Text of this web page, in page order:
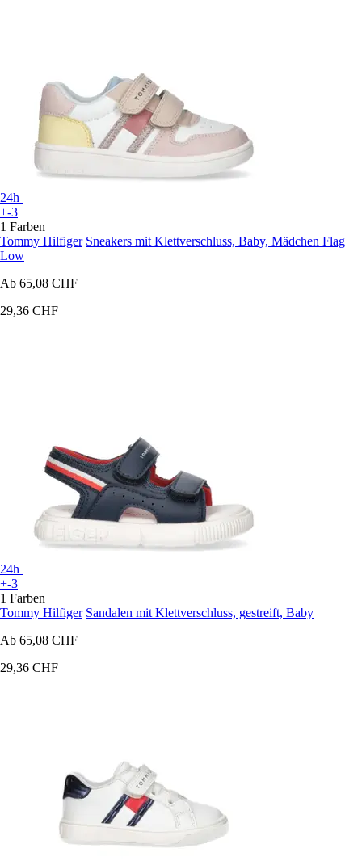
24h
+-3
1 Farben
Tommy Hilfiger Sneakers mit Klettverschluss, Baby, Mädchen Flag
Low
Ab 65,08 CHF
29,36 CHF
24h
+-3
1 Farben
Tommy Hilfiger Sandalen mit Klettverschluss, gestreift, Baby
Ab 65,08 CHF
29,36 CHF